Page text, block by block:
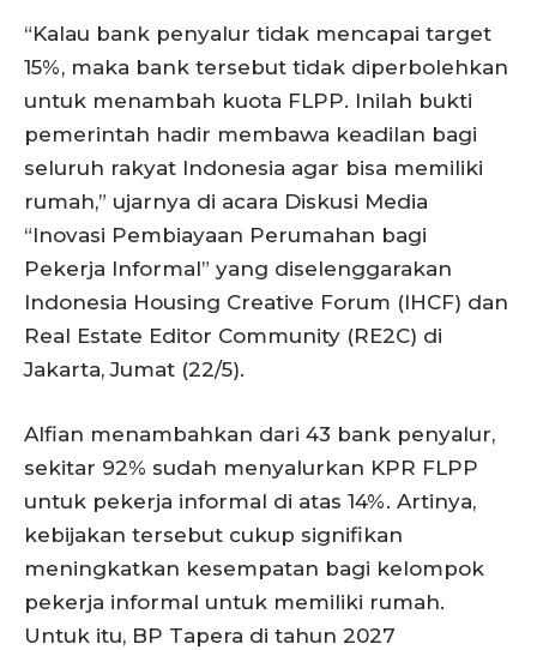
“Kalau bank penyalur tidak mencapai target
15%, maka bank tersebut tidak diperbolehkan
untuk menambah kuota FLPP. Inilah bukti
pemerintah hadir membawa keadilan bagi
seluruh rakyat Indonesia agar bisa memiliki
rumah,” ujarnya di acara Diskusi Media
“Inovasi Pembiayaan Perumahan bagi
Pekerja Informal” yang diselenggarakan
Indonesia Housing Creative Forum (IHCF) dan
Real Estate Editor Community (RE2C) di
Jakarta, Jumat (22/5).
Alfian menambahkan dari 43 bank penyalur,
sekitar 92% sudah menyalurkan KPR FLPP
untuk pekerja informal di atas 14%. Artinya,
kebijakan tersebut cukup signifikan
meningkatkan kesempatan bagi kelompok
pekerja informal untuk memiliki rumah.
Untuk itu, BP Tapera di tahun 2027